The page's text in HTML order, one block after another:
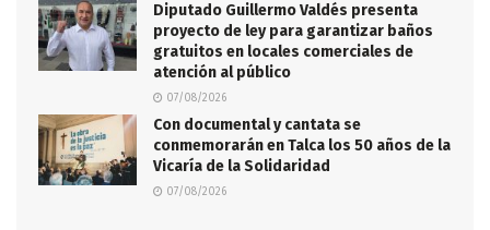
Diputado Guillermo Valdés presenta
proyecto de ley para garantizar baños
gratuitos en locales comerciales de
atención al público
07/08/2026
Con documental y cantata se
conmemorarán en Talca los 50 años de la
Vicaría de la Solidaridad
07/08/2026